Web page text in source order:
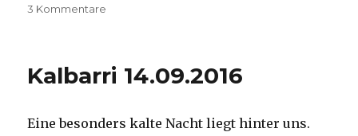
3 Kommentare
Kalbarri 14.09.2016
Eine besonders kalte Nacht liegt hinter uns.